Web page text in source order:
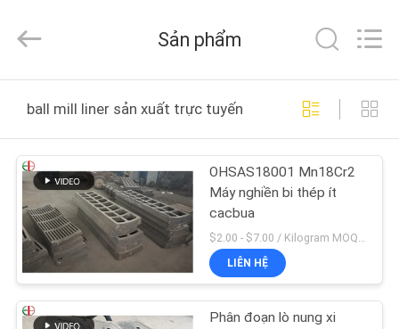
CÁC
SẢN
PHẨM
VIDEO
Casting
Co.,LTD..
Reserved.
Sản phẩm
ball mill liner sản xuất trực tuyến
OHSAS18001 Mn18Cr2
Máy nghiền bi thép ít
cacbua
$2.00 - $7.00 / Kilogram MOQ:1000 kilôgam / kilôgam
LIÊN HỆ
Phân đoạn lò nung xi